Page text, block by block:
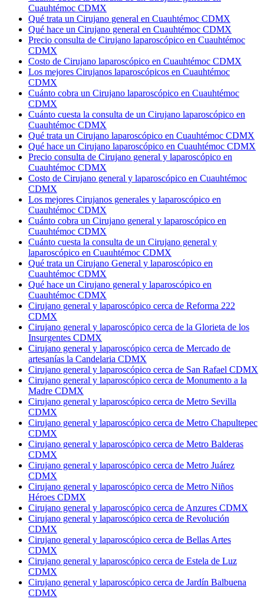
Cuauhtémoc CDMX
Qué trata un Cirujano general en Cuauhtémoc CDMX
Qué hace un Cirujano general en Cuauhtémoc CDMX
Precio consulta de Cirujano laparoscópico en Cuauhtémoc
CDMX
Costo de Cirujano laparoscópico en Cuauhtémoc CDMX
Los mejores Cirujanos laparoscópicos en Cuauhtémoc
CDMX
Cuánto cobra un Cirujano laparoscópico en Cuauhtémoc
CDMX
Cuánto cuesta la consulta de un Cirujano laparoscópico en
Cuauhtémoc CDMX
Qué trata un Cirujano laparoscópico en Cuauhtémoc CDMX
Qué hace un Cirujano laparoscópico en Cuauhtémoc CDMX
Precio consulta de Cirujano general y laparoscópico en
Cuauhtémoc CDMX
Costo de Cirujano general y laparoscópico en Cuauhtémoc
CDMX
Los mejores Cirujanos generales y laparoscópico en
Cuauhtémoc CDMX
Cuánto cobra un Cirujano general y laparoscópico en
Cuauhtémoc CDMX
Cuánto cuesta la consulta de un Cirujano general y
laparoscópico en Cuauhtémoc CDMX
Qué trata un Cirujano General y laparoscópico en
Cuauhtémoc CDMX
Qué hace un Cirujano general y laparoscópico en
Cuauhtémoc CDMX
Cirujano general y laparoscópico cerca de Reforma 222
CDMX
Cirujano general y laparoscópico cerca de la Glorieta de los
Insurgentes CDMX
Cirujano general y laparoscópico cerca de Mercado de
artesanías la Candelaria CDMX
Cirujano general y laparoscópico cerca de San Rafael CDMX
Cirujano general y laparoscópico cerca de Monumento a la
Madre CDMX
Cirujano general y laparoscópico cerca de Metro Sevilla
CDMX
Cirujano general y laparoscópico cerca de Metro Chapultepec
CDMX
Cirujano general y laparoscópico cerca de Metro Balderas
CDMX
Cirujano general y laparoscópico cerca de Metro Juárez
CDMX
Cirujano general y laparoscópico cerca de Metro Niños
Héroes CDMX
Cirujano general y laparoscópico cerca de Anzures CDMX
Cirujano general y laparoscópico cerca de Revolución
CDMX
Cirujano general y laparoscópico cerca de Bellas Artes
CDMX
Cirujano general y laparoscópico cerca de Estela de Luz
CDMX
Cirujano general y laparoscópico cerca de Jardín Balbuena
CDMX